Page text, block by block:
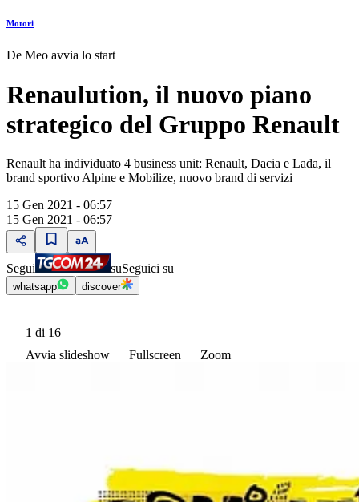
Motori
De Meo avvia lo start
Renaulution, il nuovo piano
strategico del Gruppo Renault
Renault ha individuato 4 business unit: Renault, Dacia e Lada, il
brand sportivo Alpine e Mobilize, nuovo brand di servizi
15 Gen 2021 - 06:57
15 Gen 2021 - 06:57
Segui suSeguici su
whatsapp discover
1 di 16
Avvia slideshow
Fullscreen Zoom